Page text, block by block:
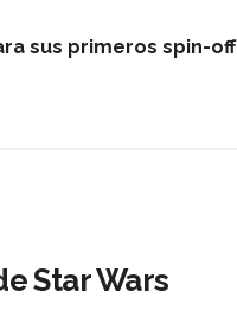
sus primeros spin-off
Star Wars